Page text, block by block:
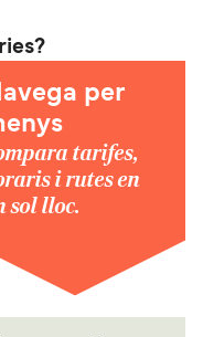
per
tarifes,
i rutes en
sol lloc.